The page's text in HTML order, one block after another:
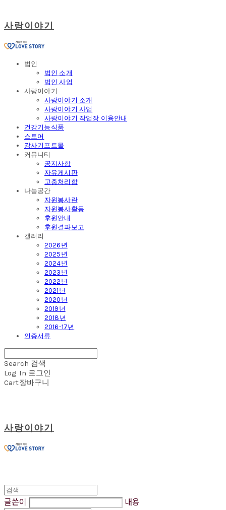
사랑이야기
법인
법인 소개
법인 사업
사랑이야기
사랑이야기 소개
사랑이야기 사업
사랑이야기 작업장 이용안내
건강기능식품
스토어
감사기프트몰
커뮤니티
공지사항
자유게시판
고충처리함
나눔공간
자원봉사란
자원봉사활동
후원안내
후원결과보고
갤러리
2026년
2025년
2024년
2023년
2022년
2021년
2020년
2019년
2018년
2016-17년
인증서류
Search 검색
Log In 로그인
Cart장바구니
사랑이야기
글쓴이 내용